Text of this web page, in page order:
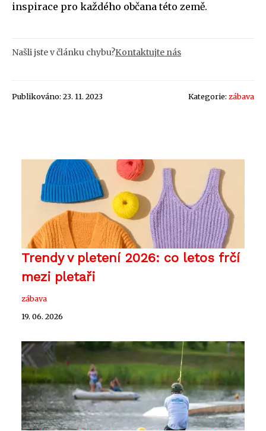
inspirace pro každého občana této země.
Našli jste v článku chybu?Kontaktujte nás
Publikováno: 23. 11. 2023 Kategorie: zábava
Trendy v pletení 2026: co letos frčí
mezi pletaři
zábava
19. 06. 2026